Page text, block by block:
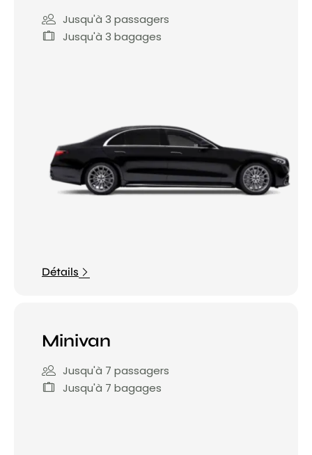
Jusqu'à 3 passagers
Jusqu'à 3 bagages
Détails
Minivan
Jusqu'à 7 passagers
Jusqu'à 7 bagages